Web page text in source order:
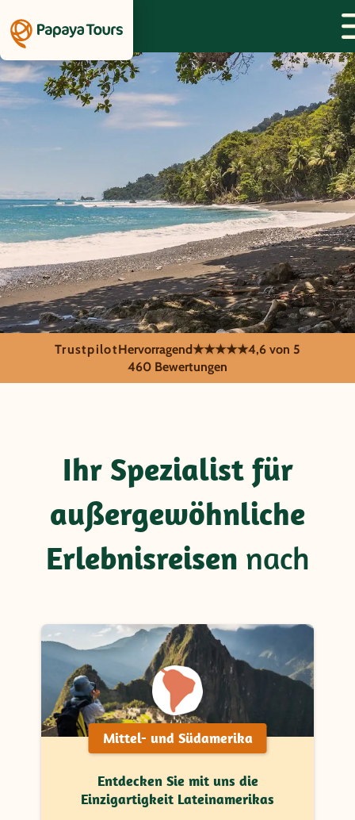
Natur und Kultur aktiv
TrustpilotHervorragend★★★★★4,6 von 5
460 Bewertungen
Ihr Spezialist für
außergewöhnliche
Erlebnisreisen nach
Mittel- und Südamerika
Entdecken Sie mit uns die
Einzigartigkeit Lateinamerikas